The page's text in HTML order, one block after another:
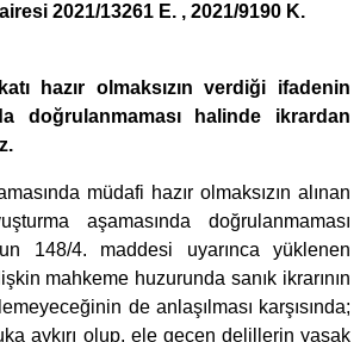
2021/13261 E. , 2021/9190 K.
hazır olmaksızın verdiği ifadenin
doğrulanmaması halinde ikrardan
müdafi hazır olmaksızın alınan
aşamasında doğrulanmaması
148/4. maddesi uyarınca yüklenen
mahkeme huzurunda sanık ikrarının
de anlaşılması karşısında;
aykırı olup, ele geçen delillerin yasak